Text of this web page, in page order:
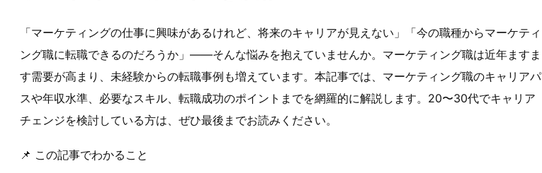
「マーケティングの仕事に興味があるけれど、将来のキャリアが見えない」「今の職種からマーケティ
ング職に転職できるのだろうか」——そんな悩みを抱えていませんか。マーケティング職は近年ますま
す需要が高まり、未経験からの転職事例も増えています。本記事では、マーケティング職のキャリアパ
スや年収水準、必要なスキル、転職成功のポイントまでを網羅的に解説します。20〜30代でキャリア
チェンジを検討している方は、ぜひ最後までお読みください。
📌 この記事でわかること